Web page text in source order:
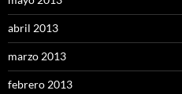
abril 2013
marzo 2013
febrero 2013